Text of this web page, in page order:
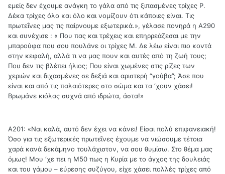
εμείς δεν έχουμε ανάγκη το γάλα από τις ξιπασμένες τρίχες Ρ.
Δέκα τρίχες όλο και όλο και νομίζουν ότι κάποιες είναι. Τις
πρωτεΐνες μας τις παίρνουμε εξωτερικά.», γέλασε πονηρά η Α290
και συνέχισε : « Που πας και τρέχεις και επηρρεάζεσαι με την
μπαρούφα που σου πουλάνε οι τρίχες Μ. Δε λέω είναι πιο κοντά
στην κεφαλή, αλλά τι να μας πουν και αυτές από τη ζωή τους;
Που δεν τις βλέπει ήλιος; Που είναι χωμένες στις ρίζες των
χεριών και διχασμένες σε δεξιά και αριστερή “γούβα”; Άσε που
είναι και από τις παλαιότερες στο σώμα και τα ‘χουν χάσει!
Βρωμάνε κιόλας συχνά από ιδρώτα, άστα!»
Α201: «Ναι καλά, αυτό δεν έχει να κάνει! Είσαι πολύ επιφανειακή!
Όσο για τις εξωτερικές πρωτεΐνες έχουμε να νιώσουμε τέτοια
χαρά κανά δεκάμηνο τουλάχιστον, να σου θυμίσω. Στο θέμα μας
όμως! Μου ‘χε πει η Μ50 πως η Κυρία με το άγχος της δουλειάς
και του γάμου – εύρεσης συζύγου, είχε χάσει πολλές τρίχες από